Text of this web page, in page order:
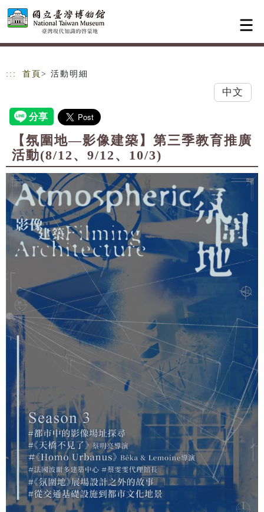
跳到主要內容
網站導覽
::: 首頁 > 活動明細
中文
【氛圍地—影像建築】第三季教育推廣
活動(8/12、9/12、10/3)